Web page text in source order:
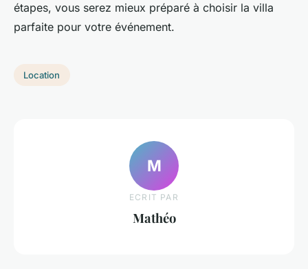
étapes, vous serez mieux préparé à choisir la villa
parfaite pour votre événement.
Location
M
ECRIT PAR
Mathéo